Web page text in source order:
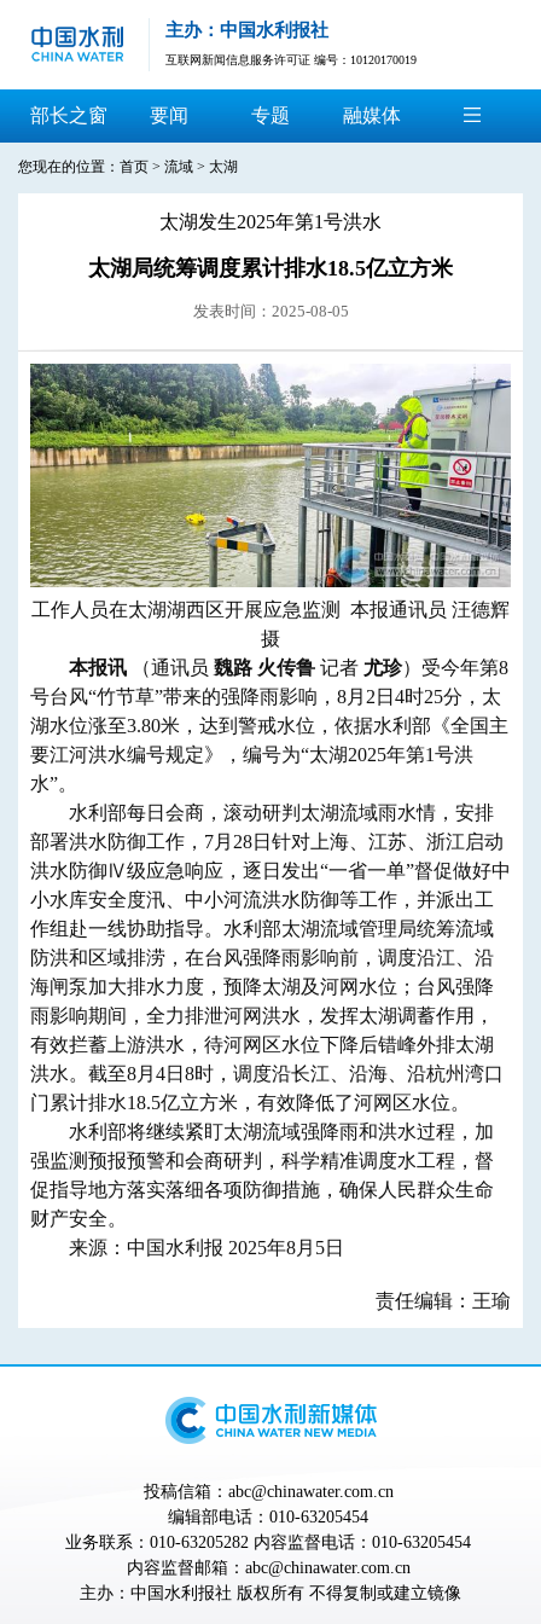
主办：中国水利报社
互联网新闻信息服务许可证 编号：10120170019
部长之窗 要闻 专题 融媒体
您现在的位置： 首页 > 流域 > 太湖
太湖发生2025年第1号洪水
太湖局统筹调度累计排水18.5亿立方米
发表时间：2025-08-05
工作人员在太湖湖西区开展应急监测 本报通讯员 汪德辉
摄
本报讯 （通讯员 魏路 火传鲁 记者 尤珍）受今年第8
号台风“竹节草”带来的强降雨影响，8月2日4时25分，太
湖水位涨至3.80米，达到警戒水位，依据水利部《全国主
要江河洪水编号规定》，编号为“太湖2025年第1号洪
水”。
水利部每日会商，滚动研判太湖流域雨水情，安排
部署洪水防御工作，7月28日针对上海、江苏、浙江启动
洪水防御Ⅳ级应急响应，逐日发出“一省一单”督促做好中
小水库安全度汛、中小河流洪水防御等工作，并派出工
作组赴一线协助指导。水利部太湖流域管理局统筹流域
防洪和区域排涝，在台风强降雨影响前，调度沿江、沿
海闸泵加大排水力度，预降太湖及河网水位；台风强降
雨影响期间，全力排泄河网洪水，发挥太湖调蓄作用，
有效拦蓄上游洪水，待河网区水位下降后错峰外排太湖
洪水。截至8月4日8时，调度沿长江、沿海、沿杭州湾口
门累计排水18.5亿立方米，有效降低了河网区水位。
水利部将继续紧盯太湖流域强降雨和洪水过程，加
强监测预报预警和会商研判，科学精准调度水工程，督
促指导地方落实落细各项防御措施，确保人民群众生命
财产安全。
来源：中国水利报 2025年8月5日
责任编辑：王瑜
投稿信箱：abc@chinawater.com.cn
编辑部电话：010-63205454
业务联系：010-63205282 内容监督电话：010-63205454
内容监督邮箱：abc@chinawater.com.cn
主办： 中国水利报社 版权所有 不得复制或建立镜像